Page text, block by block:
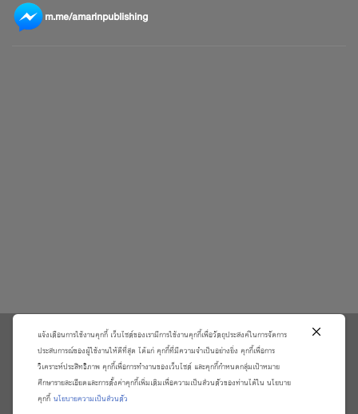
m.me/amarinpublishing
\
เกี่ยวกับเรา
วิธีการสั่งซื้อสินค้าและการรับประกันสินค้า
แจ้งชำระเงิน
แจ้งเตือนการใช้งานคุกกี้ เว็บไซต์ของเรามีการใช้งานคุกกี้เพื่อวัตถุประสงค์ในการจัดการ
ประสบการณ์ของผู้ใช้งานให้ดีที่สุด ได้แก่ คุกกี้ที่มีความจำเป็นอย่างยิ่ง คุกกี้เพื่อการ
วิเคราะห์ประสิทธิภาพ คุกกี้เพื่อการทำงานของเว็บไซต์ และคุกกี้กำหนดกลุ่มเป้าหมาย
ศึกษารายละเอียดและการตั้งค่าคุกกี้เพิ่มเติมเพื่อความเป็นส่วนตัวของท่านได้ใน นโยบาย
คุกกี้ นโยบายความเป็นส่วนตัว